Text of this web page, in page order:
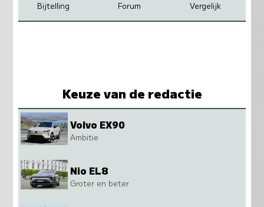
Bijtelling Forum Vergelijk
Keuze van de redactie
Volvo EX90
Ambitie
Nio EL8
Groter en beter